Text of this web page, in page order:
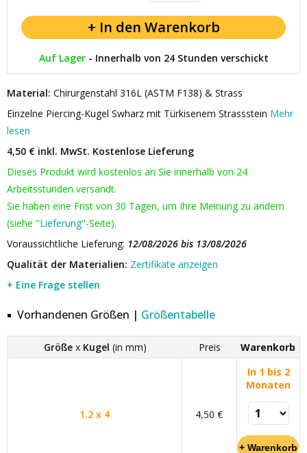
Auf Lager- Innerhalb von 24 Stunden verschickt
Material: Chirurgenstahl 316L (ASTM F138) & Strass
Einzelne Piercing-Kugel Swharz mit Türkisenem Strassstein Mehr
lesen
4,50 € inkl. MwSt. Kostenlose Lieferung
Dieses Produkt wird kostenlos an Sie innerhalb von 24
Arbeitsstunden versandt.
Sie haben eine Frist von 30 Tagen, um Ihre Meinung zu ändern
(siehe "Lieferung"-Seite).
Voraussichtliche Lieferung: 12/08/2026 bis 13/08/2026
Qualität der Materialien: Zertifikate anzeigen
+ Eine Frage stellen
Vorhandenen Größen | Größentabelle
Größex Kugel (in mm) Preis Warenkorb
1.2 x 4 4,50 €
In 1 bis 2
Monaten